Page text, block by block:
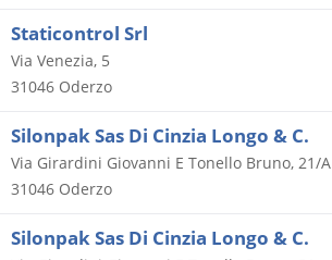
Staticontrol Srl
Via Venezia, 5
31046 Oderzo
Silonpak Sas Di Cinzia Longo & C.
Via Girardini Giovanni E Tonello Bruno, 21/A
31046 Oderzo
Silonpak Sas Di Cinzia Longo & C.